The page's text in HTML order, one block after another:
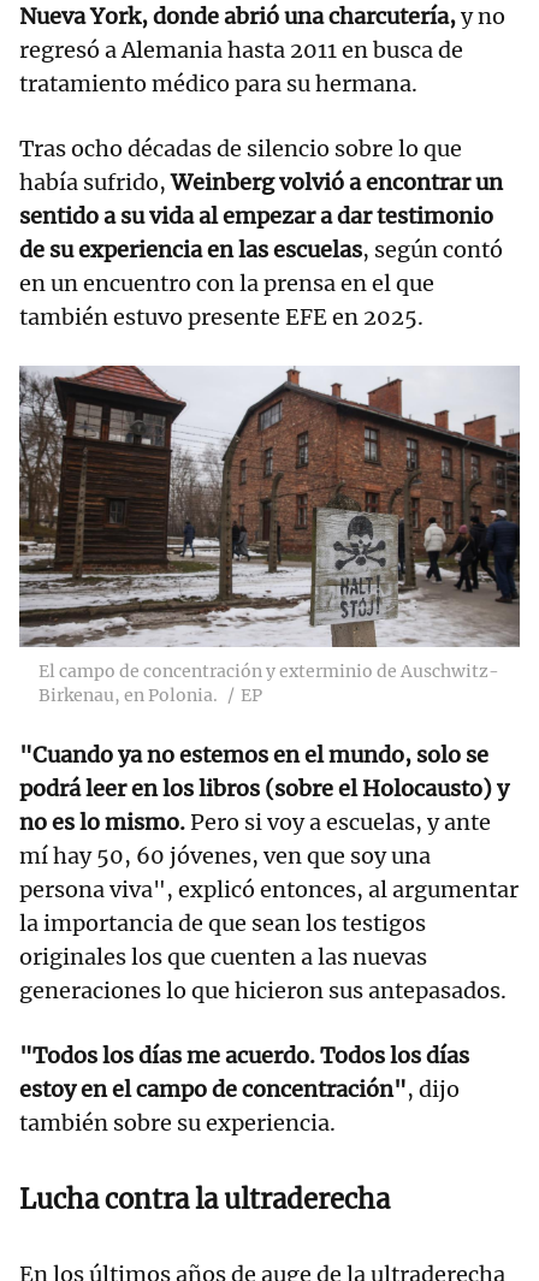
Nueva York, donde abrió una charcutería,y no
regresó a Alemania hasta 2011 en busca de
tratamiento médico para su hermana.
Tras ocho décadas de silencio sobre lo que
había sufrido,Weinberg volvió a encontrar un
sentido a su vida al empezar a dar testimonio
de su experiencia en las escuelas, según contó
en un encuentro con la prensa en el que
también estuvo presente EFE en 2025.
El campo de concentración y exterminio de Auschwitz-
Birkenau, en Polonia.
EP
"Cuando ya no estemos en el mundo, solo se
podrá leer en los libros (sobre el Holocausto) y
no es lo mismo.Pero si voy a escuelas, y ante
mí hay 50, 60 jóvenes, ven que soy una
persona viva", explicó entonces, al argumentar
la importancia de que sean los testigos
originales los que cuenten a las nuevas
generaciones lo que hicieron sus antepasados.
"Todos los días me acuerdo. Todos los días
estoy en el campo de concentración", dijo
también sobre su experiencia.
Lucha contra la ultraderecha
En los últimos años de auge de la ultraderecha